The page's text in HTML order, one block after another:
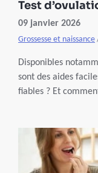
Test
09 janvier 2026
Grossesse et naissance
Disponibles
sont des aides
fiables ? Et